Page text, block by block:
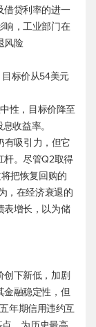
借贷利率的进一
响，工业部门在
风险
目标价从54美元
性，目标价降至
收益率。
有吸引力，但它
杆。尽管Q2取得
把恢复回购的
，在经济衰退的
表增长，以为储
下新低，加剧
金融稳定性，但
年期信用违约互